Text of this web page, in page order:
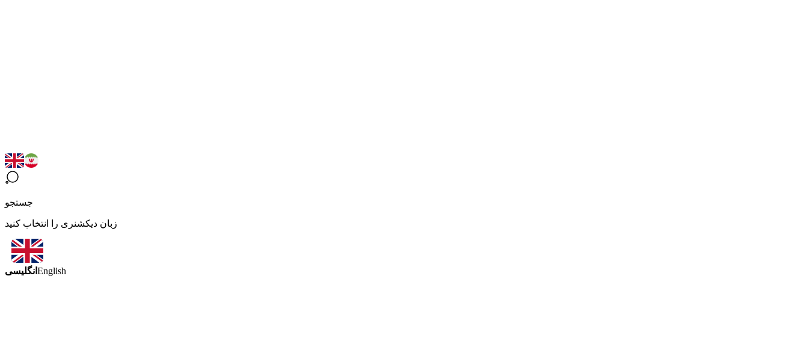
جستجو
زبان دیکشنری را انتخاب کنید
انگلیسی English